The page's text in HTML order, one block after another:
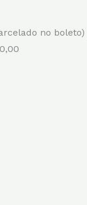
no boleto)